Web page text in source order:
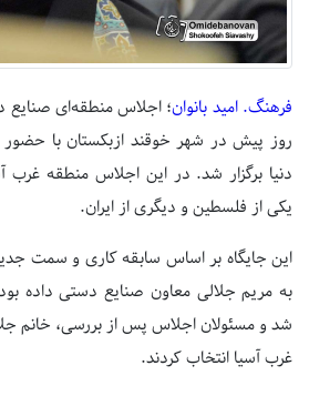
فرهنگ. امید بانوان؛ اجلاس منطقه‌ای صنایع
روز پیش در شهر خوقند ازبکستان با
دنیا برگزار شد. در این اجلاس منطقه غرب
یکی از فلسطین و دیگری از ایران.
این جایگاه بر اساس سابقه کاری و سمت
به مریم جلالی معاون صنایع دستی داده
شد و مسئولان اجلاس پس از بررسی، خانم
غرب آسیا انتخاب کردند.